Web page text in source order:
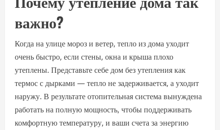
важно?
Когда на улице мороз и ветер, тепло из дома уходит
очень быстро, если стены, окна и крыша плохо
утеплены. Представьте себе дом без утепления как
термос с дырками — тепло не задерживается, а уходит
наружу. В результате отопительная система вынуждена
работать на полную мощность, чтобы поддерживать
комфортную температуру, и ваши счета за энергию